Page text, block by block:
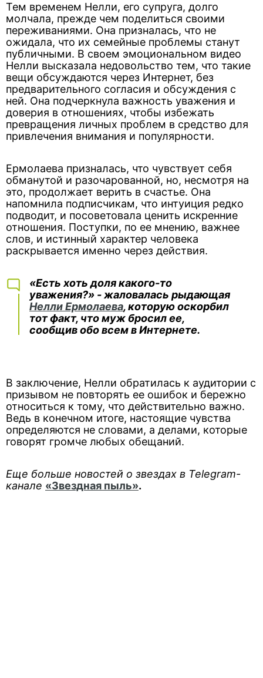
Тем временем Нелли, его супруга, долго
молчала, прежде чем поделиться своими
переживаниями. Она призналась, что не
ожидала, что их семейные проблемы станут
публичными. В своем эмоциональном видео
Нелли высказала недовольство тем, что такие
вещи обсуждаются через Интернет, без
предварительного согласия и обсуждения с
ней. Она подчеркнула важность уважения и
доверия в отношениях, чтобы избежать
превращения личных проблем в средство для
привлечения внимания и популярности.
Ермолаева призналась, что чувствует себя
обманутой и разочарованной, но, несмотря на
это, продолжает верить в счастье. Она
напомнила подписчикам, что интуиция редко
подводит, и посоветовала ценить искренние
отношения. Поступки, по ее мнению, важнее
слов, и истинный характер человека
раскрывается именно через действия.
«Есть хоть доля какого-то
уважения?» - жаловалась рыдающая
Нелли Ермолаева, которую оскорбил
тот факт, что муж бросил ее,
сообщив обо всем в Интернете.
В заключение, Нелли обратилась к аудитории с
призывом не повторять ее ошибок и бережно
относиться к тому, что действительно важно.
Ведь в конечном итоге, настоящие чувства
определяются не словами, а делами, которые
говорят громче любых обещаний.
Еще больше новостей о звездах в Telegram-
канале «Звездная пыль».